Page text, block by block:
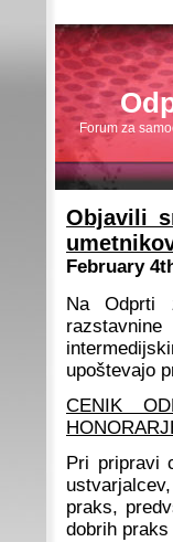
Forum za
Objavili
February
Na Odprti
upoštevajo
CENIK
Pri pripravi
praks,
dobrih